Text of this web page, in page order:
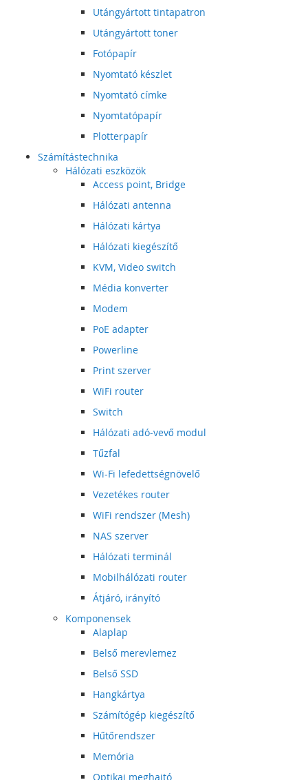
Utángyártott tintapatron
Utángyártott toner
Fotópapír
Nyomtató készlet
Nyomtató címke
Nyomtatópapír
Plotterpapír
Számítástechnika
Hálózati eszközök
Access point, Bridge
Hálózati antenna
Hálózati kártya
Hálózati kiegészítő
KVM, Video switch
Média konverter
Modem
PoE adapter
Powerline
Print szerver
WiFi router
Switch
Hálózati adó-vevő modul
Tűzfal
Wi-Fi lefedettségnövelő
Vezetékes router
WiFi rendszer (Mesh)
NAS szerver
Hálózati terminál
Mobilhálózati router
Átjáró, irányító
Komponensek
Alaplap
Belső merevlemez
Belső SSD
Hangkártya
Számítógép kiegészítő
Hűtőrendszer
Memória
Optikai meghajtó